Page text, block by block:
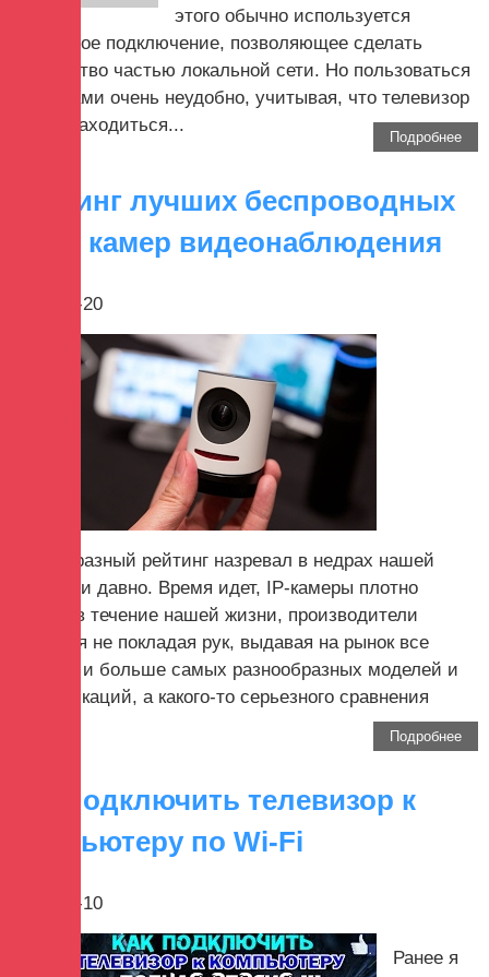
этого обычно используется
проводное подключение, позволяющее сделать
устройство частью локальной сети. Но пользоваться
проводами очень неудобно, учитывая, что телевизор
может находиться...
Подробнее
Рейтинг лучших беспроводных
Wi-Fi камер видеонаблюдения
2017-12-20
Своеобразный рейтинг назревал в недрах нашей
редакции давно. Время идет, IP-камеры плотно
входят в течение нашей жизни, производители
трудятся не покладая рук, выдавая на рынок все
больше и больше самых разнообразных моделей и
модификаций, а какого-то серьезного сравнения
Подробнее
Как подключить телевизор к
компьютеру по Wi-Fi
2017-12-10
Ранее я